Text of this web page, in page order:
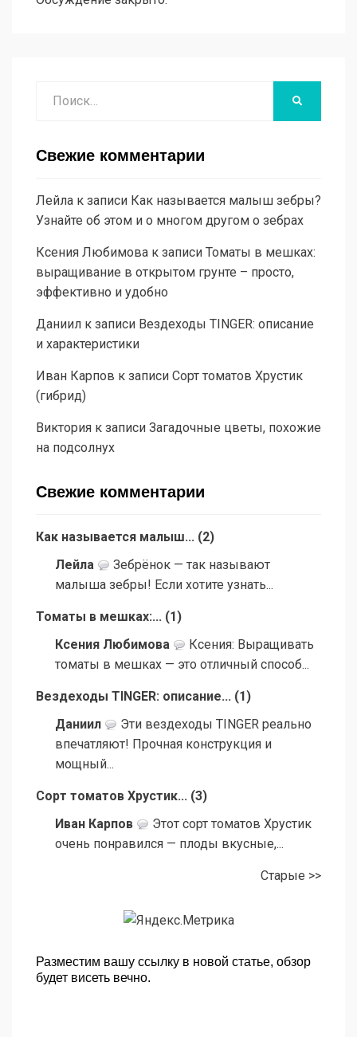
Свежие комментарии
Лейла к записи Как называется малыш зебры?
Узнайте об этом и о многом другом о зебрах
Ксения Любимова к записи Томаты в мешках:
выращивание в открытом грунте – просто,
эффективно и удобно
Даниил к записи Вездеходы TINGER: описание
и характеристики
Иван Карпов к записи Сорт томатов Хрустик
(гибрид)
Виктория к записи Загадочные цветы, похожие
на подсолнух
Свежие комментарии
Как называется малыш... (2)
Лейла
Зебрёнок — так называют
малыша зебры! Если хотите узнать...
Томаты в мешках:... (1)
Ксения Любимова
Ксения: Выращивать
томаты в мешках — это отличный способ...
Вездеходы TINGER: описание... (1)
Даниил
Эти вездеходы TINGER реально
впечатляют! Прочная конструкция и
мощный...
Сорт томатов Хрустик... (3)
Иван Карпов
Этот сорт томатов Хрустик
очень понравился — плоды вкусные,...
Старые >>
Разместим вашу ссылку в новой статье, обзор
будет висеть вечно.